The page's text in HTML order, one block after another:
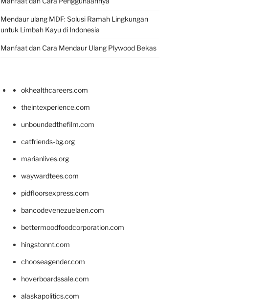
Mendaur ulang MDF: Solusi Ramah Lingkungan
untuk Limbah Kayu di Indonesia
Manfaat dan Cara Mendaur Ulang Plywood Bekas
okhealthcareers.com
theintexperience.com
unboundedthefilm.com
catfriends-bg.org
marianlives.org
waywardtees.com
pidfloorsexpress.com
bancodevenezuelaen.com
bettermoodfoodcorporation.com
hingstonnt.com
chooseagender.com
hoverboardssale.com
alaskapolitics.com